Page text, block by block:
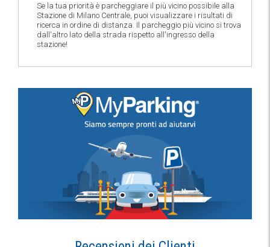
Se la tua priorità è parcheggiare il più vicino possibile alla
Stazione di Milano Centrale, puoi visualizzare i risultati di
ricerca in ordine di distanza. Il parcheggio più vicino si trova
dall'altro lato della strada rispetto all'ingresso della
stazione!